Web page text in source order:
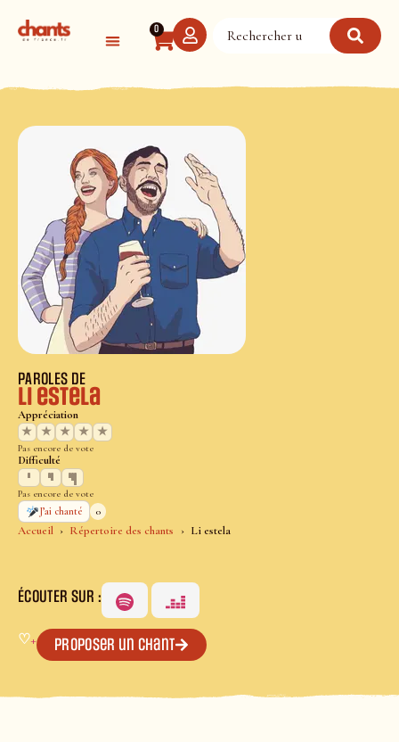
0
Accueil Répertoire des chants Li estela
PAROLES DE
Li estela
Appréciation
★
★ ★ ★ ★
Pas encore de vote
Difficulté
Pas encore de vote
J’ai chanté
0
ÉCOUTER SUR :
♡+ Proposer un chant